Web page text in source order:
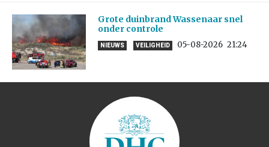
Grote duinbrand Wassenaar snel
onder controle
NIEUWS VEILIGHEID 05-08-2026 21:24